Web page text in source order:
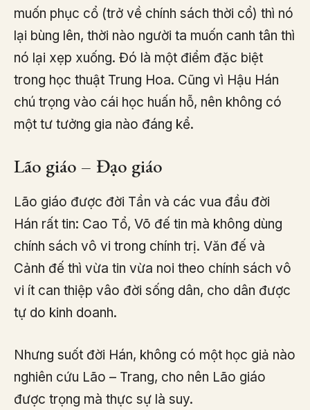
muốn phục cổ (trở về chính sách thời cổ) thì nó
lại bùng lên, thời nào người ta muốn canh tân thì
nó lại xẹp xuống. Đó là một điểm đặc biệt
trong học thuật Trung Hoa. Cũng vì Hậu Hán
chú trọng vào cái học huấn hỗ, nên không có
một tư tưởng gia nào đáng kể.
Lão giáo – Đạo giáo
Lão giáo được đời Tần và các vua đầu đời
Hán rất tin: Cao Tổ, Võ đế tin mà không dùng
chính sách vô vi trong chính trị. Văn đế và
Cảnh đế thì vừa tin vừa noi theo chính sách vô
vi ít can thiệp vâo đời sống dân, cho dân được
tự do kinh doanh.
Nhưng suốt đời Hán, không có một học giả nào
nghiên cứu Lão – Trang, cho nên Lão giáo
được trọng mà thực sự là suy.